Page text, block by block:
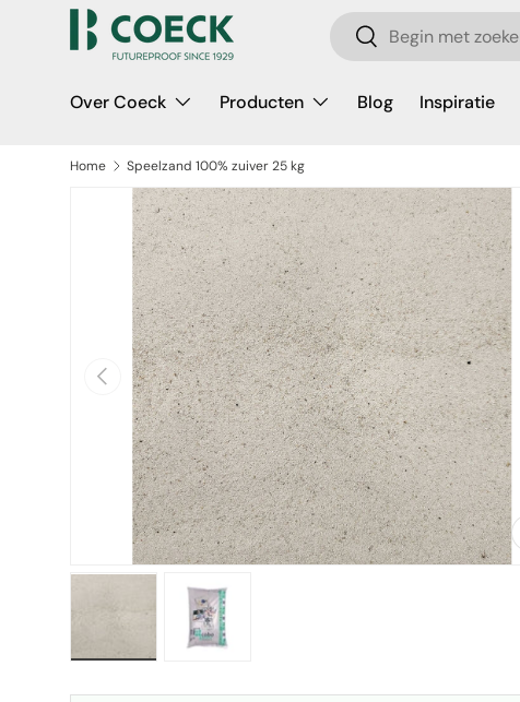
Ga naar inhoud Zoeken
Zoeken
Over Coeck Producten Blog Inspiratie
Home Speelzand 100% zuiver 25 kg
direct naar productinformatie
Vorige